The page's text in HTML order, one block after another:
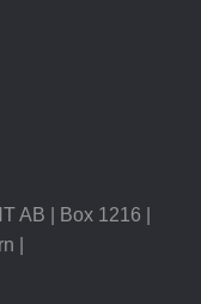
AB | Box 1216 |